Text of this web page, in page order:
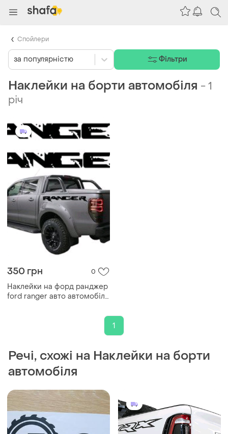
Наклейки на борти автомобіля -1
річ
350 грн 0
Наклейки на форд ранджер
ford ranger авто автомобіль
1
Речі, схожі на Наклейки на борти
автомобіля
за популярністю Фільтри
Спойлери